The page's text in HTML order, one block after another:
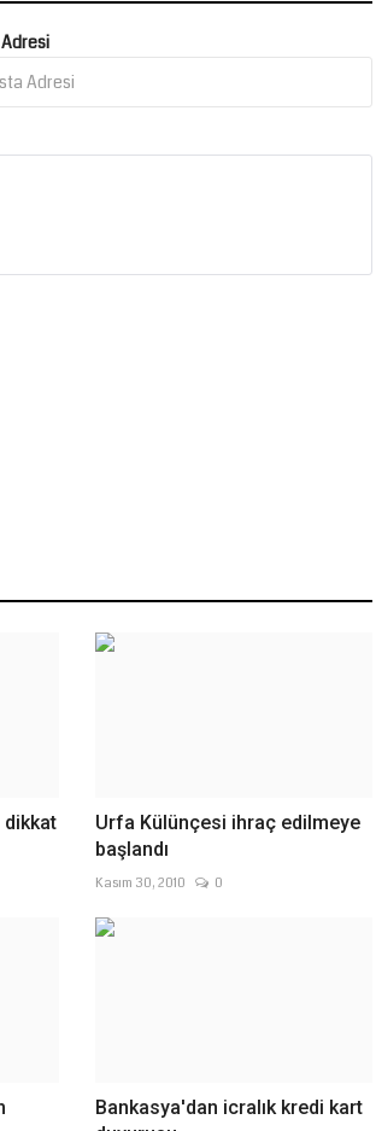
dikkat
Urfa Külünçesi ihraç edilmeye
başlandı
Kasım 30, 2010 0
Bankasya'dan icralık kredi kart
Kültürel Hafızasına Katkı: